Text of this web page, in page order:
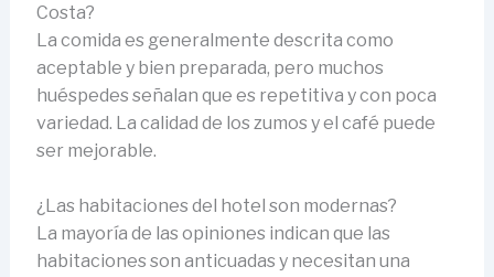
Costa?
La comida es generalmente descrita como
aceptable y bien preparada, pero muchos
huéspedes señalan que es repetitiva y con poca
variedad. La calidad de los zumos y el café puede
ser mejorable.
¿Las habitaciones del hotel son modernas?
La mayoría de las opiniones indican que las
habitaciones son anticuadas y necesitan una